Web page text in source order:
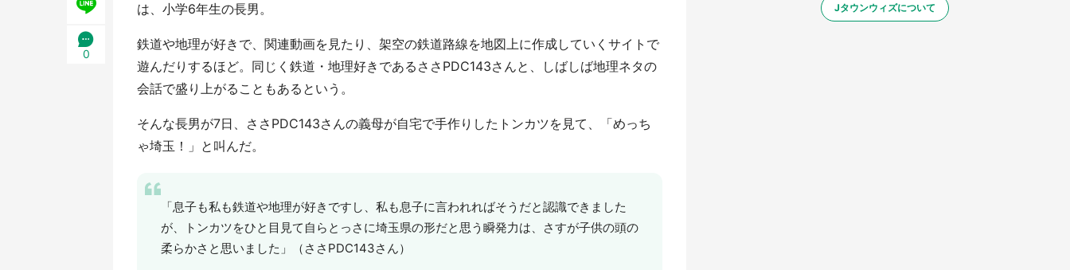
0
は、小学6年生の長男。
鉄道や地理が好きで、関連動画を見たり、架空の鉄道路線を地図上に作成していくサイトで
遊んだりするほど。同じく鉄道・地理好きであるささPDC143さんと、しばしば地理ネタの
会話で盛り上がることもあるという。
そんな長男が7日、ささPDC143さんの義母が自宅で手作りしたトンカツを見て、「めっち
ゃ埼玉！」と叫んだ。
「息子も私も鉄道や地理が好きですし、私も息子に言われればそうだと認識できました
が、トンカツをひと目見て自らとっさに埼玉県の形だと思う瞬発力は、さすが子供の頭の
柔らかさと思いました」（ささPDC143さん）
Jタウンウィズについて